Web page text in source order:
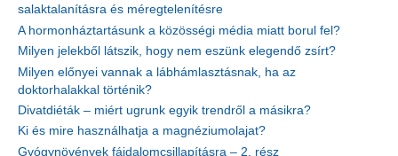
salaktalanításra és méregtelenítésre
A hormonháztartásunk a közösségi média miatt borul fel?
Milyen jelekből látszik, hogy nem eszünk elegendő zsírt?
Milyen előnyei vannak a lábhámlasztásnak, ha az
doktorhalakkal történik?
Divatdiéták – miért ugrunk egyik trendről a másikra?
Ki és mire használhatja a magnéziumolajat?
Gyógynövények fájdalomcsillapításra – 2. rész